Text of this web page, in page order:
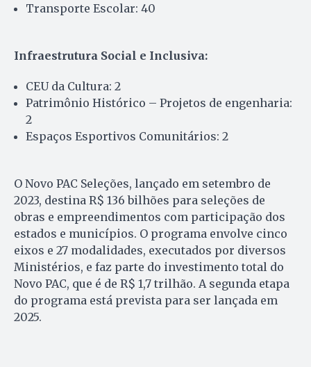
Transporte Escolar: 40
Infraestrutura Social e Inclusiva:
CEU da Cultura: 2
Patrimônio Histórico – Projetos de engenharia:
2
Espaços Esportivos Comunitários: 2
O Novo PAC Seleções, lançado em setembro de
2023, destina R$ 136 bilhões para seleções de
obras e empreendimentos com participação dos
estados e municípios. O programa envolve cinco
eixos e 27 modalidades, executados por diversos
Ministérios, e faz parte do investimento total do
Novo PAC, que é de R$ 1,7 trilhão. A segunda etapa
do programa está prevista para ser lançada em
2025.